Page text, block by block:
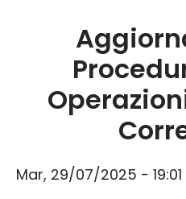
Briciole
pane
Mar, 29/07/2025 - 19:01
Diffusione informazioni
Informazioni societarie
Wide Magazine
Whistleblowing